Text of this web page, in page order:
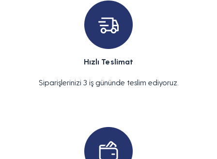
Hızlı Teslimat
Siparişlerinizi 3 iş gününde teslim ediyoruz.